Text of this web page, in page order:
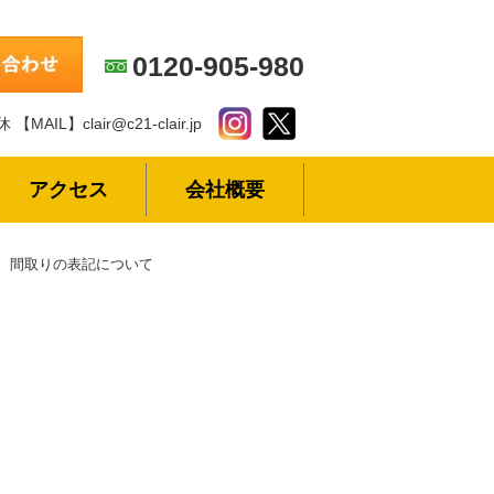
0120-905-980
【MAIL】clair@c21-clair.jp
アクセス 会社概要
間取りの表記について